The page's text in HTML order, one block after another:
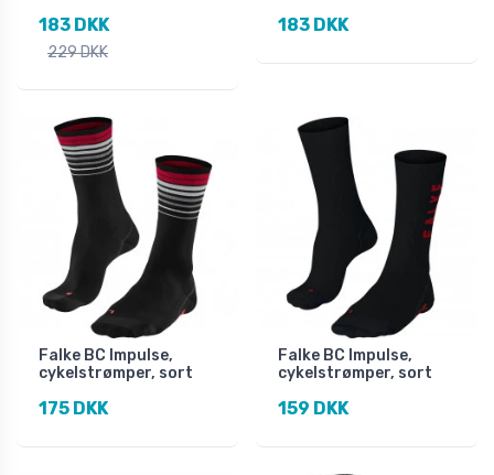
183 DKK
229 DKK
183 DKK
Falke BC Impulse,
cykelstrømper, sort
175 DKK
Falke BC Impulse,
cykelstrømper, sort
159 DKK